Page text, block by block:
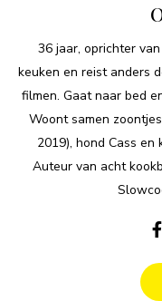
36 jaar, oprichter
keuken en reist anders
filmen. Gaat naar bed
Woont samen
2019), hond Cass
Auteur van acht